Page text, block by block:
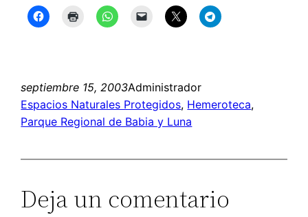
septiembre 15, 2003Administrador
Espacios Naturales Protegidos, Hemeroteca
Parque Regional de Babia y Luna
Deja un comentario